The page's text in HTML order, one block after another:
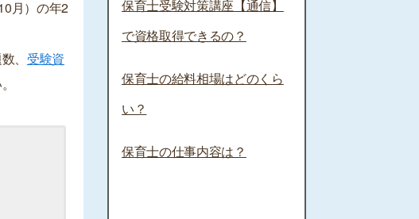
月）の年2
、 受験資
保育士受験対策講座【通信】
で資格取得できるの？
保育士の給料相場はどのくら
い？
保育士の仕事内容は？